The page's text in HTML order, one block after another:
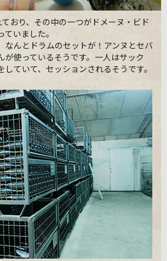
おり、その中の一つがドメーヌ・ビド
いました。
なんとドラムのセットが！アンヌとセバ
が使っているそうです。一人はサック
ていて、セッションされるそうです。